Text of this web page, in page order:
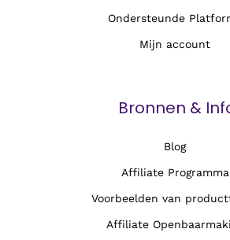
Ondersteunde
Mijn account
Bronnen &
Blog
Affiliate Programma
Voorbeelden van
Affiliate